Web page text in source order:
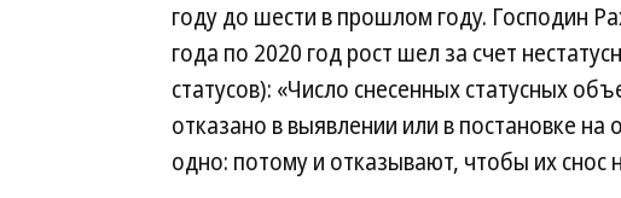
году до шести в прошлом году. Господин
года по 2020 год рост шел за счет
статусов): «Число снесенных статусных
отказано в выявлении или в постановке
одно: потому и отказывают, чтобы их снос